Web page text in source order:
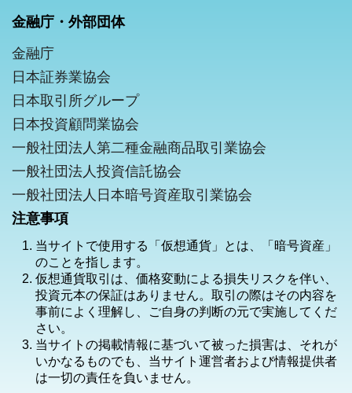
金融庁・外部団体
金融庁
日本証券業協会
日本取引所グループ
日本投資顧問業協会
一般社団法人第二種金融商品取引業協会
一般社団法人投資信託協会
一般社団法人日本暗号資産取引業協会
注意事項
当サイトで使用する「仮想通貨」とは、「暗号資産」
のことを指します。
仮想通貨取引は、価格変動による損失リスクを伴い、
投資元本の保証はありません。取引の際はその内容を
事前によく理解し、ご自身の判断の元で実施してくだ
さい。
当サイトの掲載情報に基づいて被った損害は、それが
いかなるものでも、当サイト運営者および情報提供者
は一切の責任を負いません。